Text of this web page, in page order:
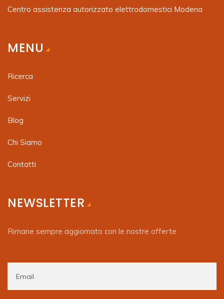
Centro assistenza autorizzato elettrodomestici Modena
MENU
Ricerca
Servizi
Blog
Chi Siamo
Contatti
NEWSLETTER
Rimane sempre aggiornato con le nostre offerte